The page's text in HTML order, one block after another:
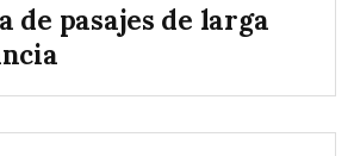
de pasajes de larga